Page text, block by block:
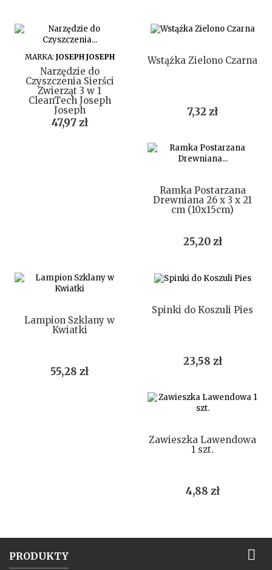
DO KOSZYKA
MARKA: JOSEPH JOSEPH
Narzędzie do
Czyszczenia Sierści
Zwierząt 3 w 1
CleanTech Joseph
Joseph
Cena
47,97 zł
Wstążka Zielono Czarna
Cena
7,32 zł
Ramka Postarzana
Drewniana 26 x 3 x 21
cm (10x15cm)
Cena
25,20 zł
Lampion Szklany w
Kwiatki
Cena
55,28 zł
Spinki do Koszuli Pies
Cena
23,58 zł
Zawieszka Lawendowa
1 szt.
Cena
4,88 zł
PRODUKTY 